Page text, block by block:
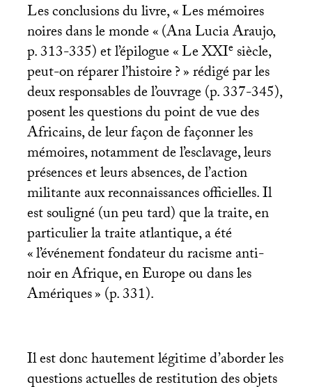
Les conclusions du livre, «Les mémoires
noires dans le monde «(Ana Lucia Araujo,
p. 313-335) et l’épilogue «LeXXIesiècle,
peut-on réparer l’histoire?» rédigé par les
deux responsables de l’ouvrage (p. 337-345),
posent les questions du point de vue des
Africains, de leur façon de façonner les
mémoires, notamment de l’esclavage, leurs
présences et leurs absences, de l’action
militante aux reconnaissances officielles. Il
est souligné (un peu tard) que la traite, en
particulier la traite atlantique, a été
«l’événement fondateur du racisme anti-
noir en Afrique, en Europe ou dans les
Amériques» (p. 331).
Il est donc hautement légitime d’aborder les
questions actuelles de restitution des objets